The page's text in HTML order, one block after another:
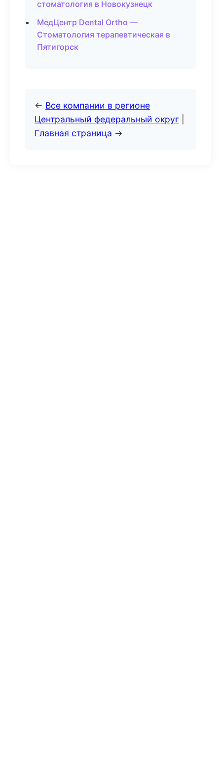
стоматология в Новокузнецк
МедЦентр Dental Ortho —
Стоматология терапевтическая в
Пятигорск
← Все компании в регионе
Центральный федеральный округ
Главная страница →